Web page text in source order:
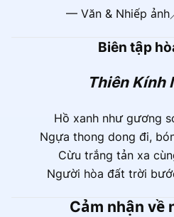
— Văn & Nhiếp ảnh
Biên tập
Thiên Kính
Hồ xanh như gương
Ngựa thong dong đi,
Cừu trắng tản xa
Người hòa đất trời
Cảm nhận về